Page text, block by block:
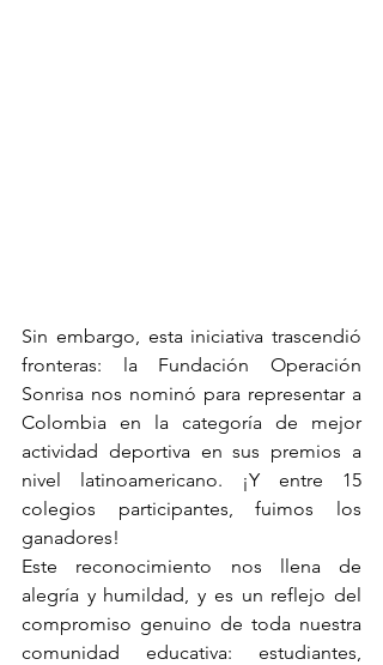
Sin embargo, esta iniciativa trascendió
fronteras: la Fundación Operación
Sonrisa nos nominó para representar a
Colombia en la categoría de mejor
actividad deportiva en sus premios a
nivel latinoamericano. ¡Y entre 15
colegios participantes, fuimos los
ganadores!
Este reconocimiento nos llena de
alegría y humildad, y es un reflejo del
compromiso genuino de toda nuestra
comunidad educativa: estudiantes,